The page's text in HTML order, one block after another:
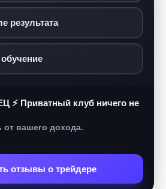
результата
⚡ Приватный клуб ничего не
вашего дохода.
отзывы о трейдере